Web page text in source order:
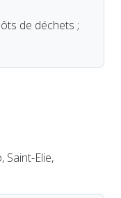
de déchets ;
Elie,